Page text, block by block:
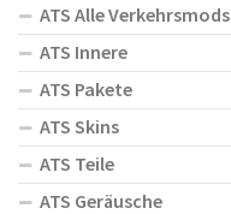
ATS Alle Verkehrsmods
ATS Innere
ATS Pakete
ATS Skins
ATS Teile
ATS Geräusche